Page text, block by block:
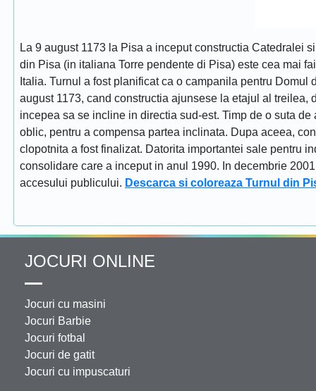
La 9 august 1173 la Pisa a inceput constructia Catedralei
din Pisa (in italiana Torre pendente di Pisa) este cea mai
Italia. Turnul a fost planificat ca o campanila pentru
august 1173, cand constructia ajunsese la etajul al
incepea sa se incline in directia sud-est. Timp de o suta
oblic, pentru a compensa partea inclinata. Dupa aceea,
clopotnita a fost finalizat. Datorita importantei sale pentru
consolidare care a inceput in anul 1990. In decembrie
accesului publicului. Descarca si coloreaza Turnul din
JOCURI ONLINE
Jocuri cu masini
Jocuri Barbie
Jocuri fotbal
Jocuri de gatit
Jocuri cu impuscaturi